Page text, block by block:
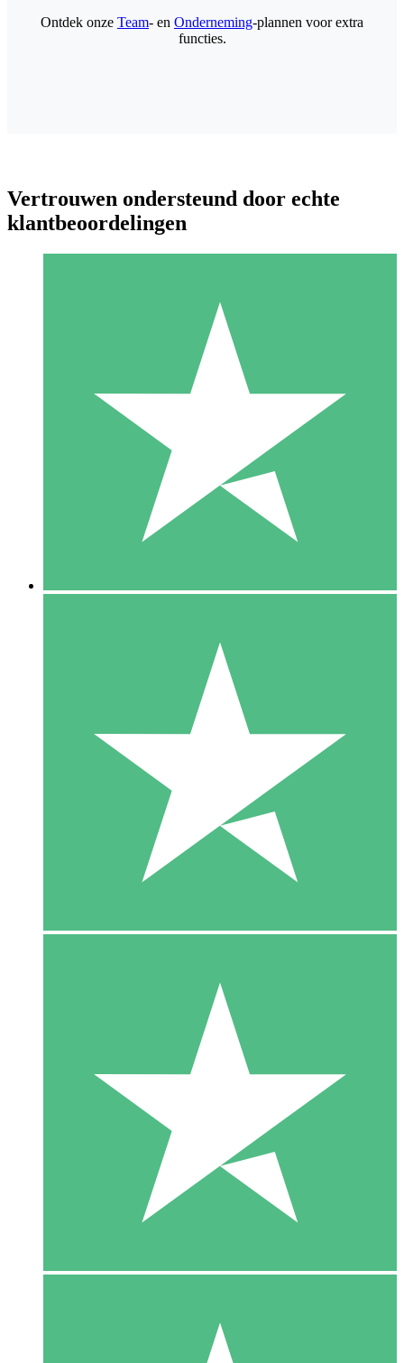
Individuele Creditpakketten
Betaal per gebruik met downloadtegoeden. Geen maandelijkse
1000
10 Downloaden
20 00
Ontdek onze Team- en Onderneming-plannen voor extra
functies.
Vertrouwen ondersteund door echte
klantbeoordelingen